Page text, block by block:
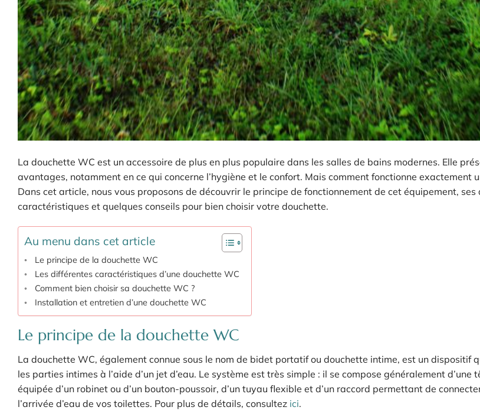
La douchette WC est un accessoire de plus en plus populaire dans les salles de bains modernes. Elle
avantages, notamment en ce qui concerne l’hygiène et le confort. Mais comment fonctionne exactement
Dans cet article, nous vous proposons de découvrir le principe de fonctionnement de cet équipement, ses
caractéristiques et quelques conseils pour bien choisir votre douchette.
Au menu dans cet article
Le principe de la douchette WC
Les différentes caractéristiques d’une douchette WC
Comment bien choisir sa douchette WC ?
Installation et entretien d’une douchette WC
Le principe de la douchette WC
La douchette WC, également connue sous le nom de bidet portatif ou douchette intime, est un dispositif
les parties intimes à l’aide d’un jet d’eau. Le système est très simple : il se compose généralement d’une
équipée d’un robinet ou d’un bouton-poussoir, d’un tuyau flexible et d’un raccord permettant de
l’arrivée d’eau de vos toilettes. Pour plus de détails, consultez ici.